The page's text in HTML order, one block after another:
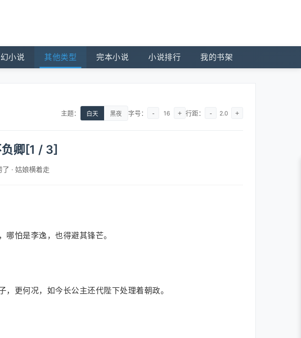
小说 其他类型 完本小说 小说排行 我的书架
主题： 白天 黑夜 字号： - 16 + 行距： - 2.0 +
卿[1 / 3]
了 · 姑娘横着走
怕是李逸，也得避其锋芒。
更何况，如今长公主还代陛下处理着朝政。